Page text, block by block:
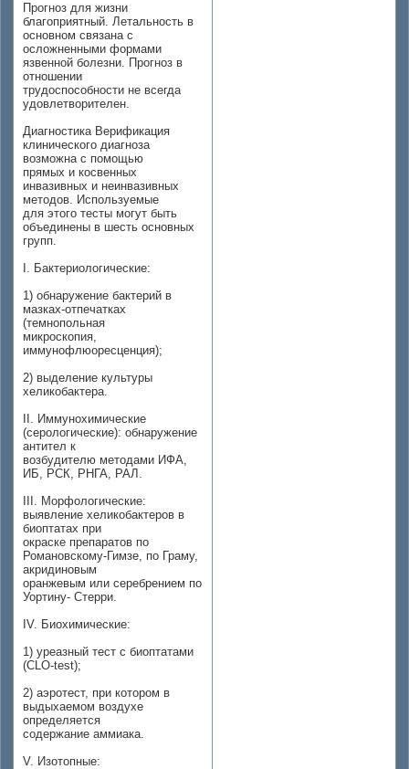
Прогноз для жизни
благоприятный. Летальность в
основном связана с
осложненными формами
язвенной болезни. Прогноз в
отношении
трудоспособности не всегда
удовлетворителен.
Диагностика Верификация
клинического диагноза
возможна с помощью
прямых и косвенных
инвазивных и неинвазивных
методов. Используемые
для этого тесты могут быть
объединены в шесть основных
групп.
I. Бактериологические:
1) обнаружение бактерий в
мазках-отпечатках
(темнопольная
микроскопия,
иммунофлюоресценция);
2) выделение культуры
хеликобактера.
II. Иммунохимические
(серологические): обнаружение
антител к
возбудителю методами ИФА,
ИБ, РСК, РНГА, РАЛ.
III. Морфологические:
выявление хеликобактеров в
биоптатах при
окраске препаратов по
Романовскому-Гимзе, по Граму,
акридиновым
оранжевым или серебрением по
Уортину- Стерри.
IV. Биохимические:
1) уреазный тест с биоптатами
(CLO-test);
2) аэротест, при котором в
выдыхаемом воздухе
определяется
содержание аммиака.
V. Изотопные: